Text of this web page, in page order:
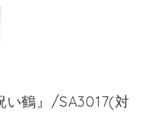
鶴』/SA3017(対